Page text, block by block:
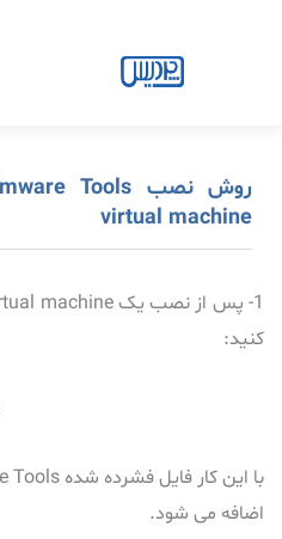
virtual machine
کنید:
اضافه می شود.